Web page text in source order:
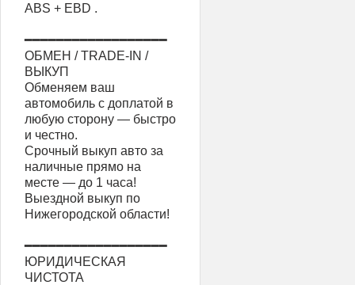
АВS + ЕВD .
━━━━━━━━━━━━━━━━━━
ОБМЕН / TRADE-IN /
ВЫКУП
Обменяем ваш
автомобиль с доплатой в
любую сторону — быстро
и честно.
Срочный выкуп авто за
наличные прямо на
месте — до 1 часа!
Выездной выкуп по
Нижегородской области!
━━━━━━━━━━━━━━━━━━
ЮРИДИЧЕСКАЯ
ЧИСТОТА